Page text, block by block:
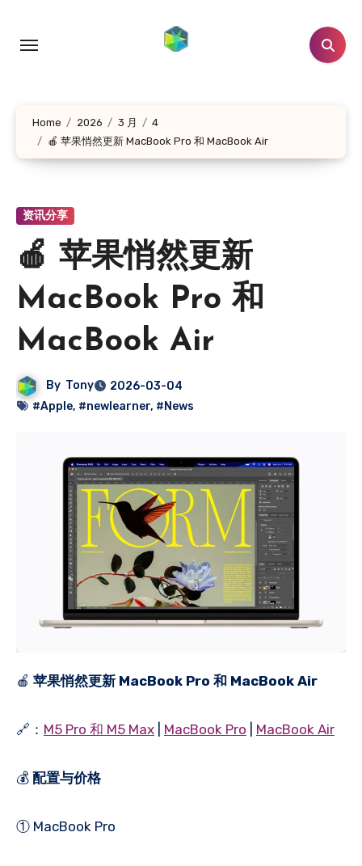
Home 2026 3 月
4
🍎 苹果悄然更新 MacBook Pro 和 MacBook Air
资讯分享
🍎 苹果悄然更新
MacBook Pro 和
MacBook Air
By Tony
2026-03-04
#Apple, #newlearner, #News
苹果悄然更新 MacBook Pro 和 MacBook Air
🔗： M5 Pro 和 M5 Max MacBook Pro MacBook Air
💰 配置与价格
① MacBook Pro